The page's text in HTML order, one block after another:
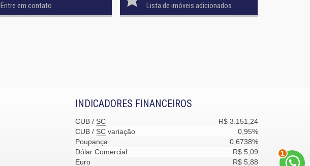
Entre em contato
Lista de imóveis adicionados
INDICADORES FINANCEIROS
CUB / SC
R$ 3.151,24
CUB / SC variação
0,95%
Poupança
0,6738%
Dólar Comercial
R$ 5,09
Euro
R$ 5,88